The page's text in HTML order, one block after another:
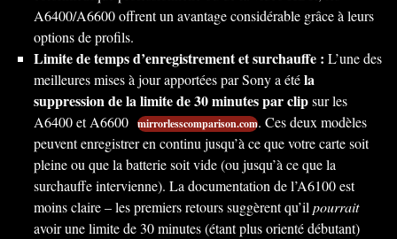
A6400/A6600 offrent un avantage considérable grâce à leurs
options de profils.
Limite de temps d’enregistrement et surchauffe : L’une des
meilleures mises à jour apportées par Sony a étéla
suppression de la limite de 30 minutes par clipsur les
A6400 et A6600 mirrorlesscomparison.com. Ces deux modèles
peuvent enregistrer en continu jusqu’à ce que votre carte soit
pleine ou que la batterie soit vide (ou jusqu’à ce que la
surchauffe intervienne). La documentation de l’A6100 est
moins claire – les premiers retours suggèrent qu’ilpourrait
avoir une limite de 30 minutes (étant plus orienté débutant)